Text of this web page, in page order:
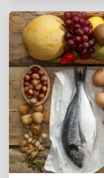
общественной
реализации
укреплению
развитию